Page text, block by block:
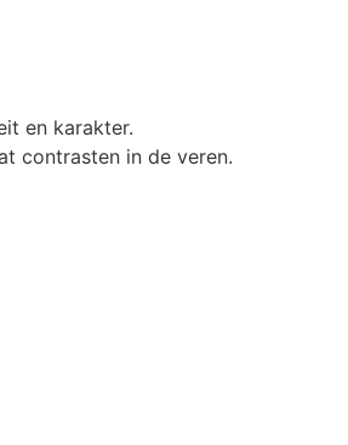
en karakter.
contrasten in de veren.